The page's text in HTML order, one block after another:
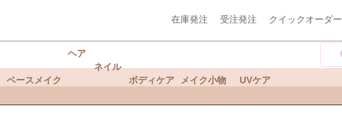
在庫発注 受注発注 クイックオーダー
ベースメイク
ヘア
ネイル
ボディケア
メイク小物 UVケア